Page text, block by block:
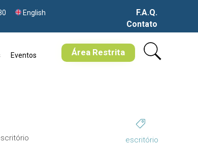
English
F.A.Q.
Contato
content
Eventos Área Restrita

escritório